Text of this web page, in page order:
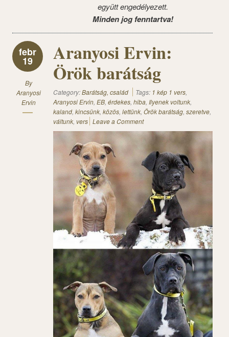
együtt engedélyezett.
Minden jog fenntartva!
febr
19
By
Aranyosi
Ervin
Aranyosi Ervin:
Örök barátság
Category:Barátság, család Tags: 1 kép 1 vers,
Aranyosi Ervin, EB, érdekes, hiba, Ilyenek voltunk,
kaland, kincsünk, közös, lettünk, Örök barátság, szeretve,
váltunk, vers Leave a Comment